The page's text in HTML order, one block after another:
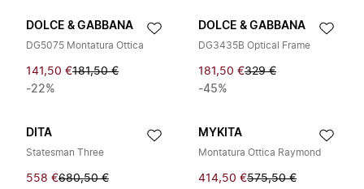
DOLCE & GABBANA
DG5075 Montatura Ottica
141,50 €181,50 €
-22%
DOLCE & GABBANA
DG3435B Optical Frame
181,50 €329 €
-45%
DITA
Statesman Three
558 €680,50 €
MYKITA
Montatura Ottica Raymond
414,50 €575,50 €